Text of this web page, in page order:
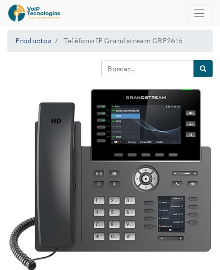
Productos Teléfono IP Grandstream GRP2616